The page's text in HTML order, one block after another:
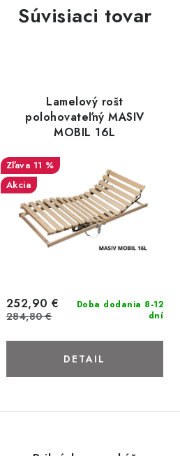
Súvisiaci tovar
Lamelový rošt
polohovateľný MASIV
MOBIL 16L
11 %
Akcia
Doba dodania 8-12
dní
252,90 €
284,80 €
DETAIL